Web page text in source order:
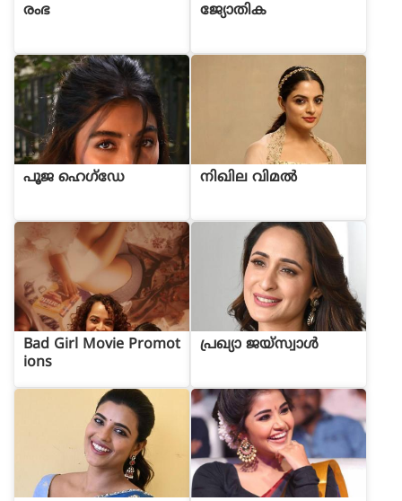
രംഭ ജ്യോതിക
പൂജ ഹെഗ്ഡേ നിഖില വിമൽ
Bad Girl Movie Promot
ions
പ്രഖ്യാ ജയ്സ്വാൾ